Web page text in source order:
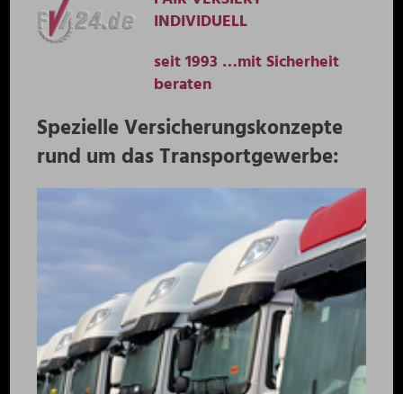
INDIVIDUELL
seit 1993 …mit Sicherheit
beraten
Spezielle Versicherungskonzepte
rund um das Transportgewerbe: